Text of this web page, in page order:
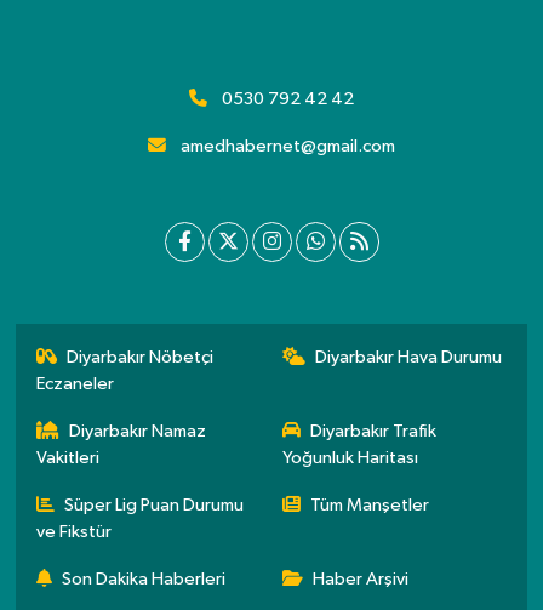
0530 792 42 42
amedhabernet@gmail.com
Diyarbakır Nöbetçi
Eczaneler
Diyarbakır Hava Durumu
Diyarbakır Namaz
Vakitleri
Diyarbakır Trafik
Yoğunluk Haritası
Süper Lig Puan Durumu
ve Fikstür
Tüm Manşetler
Son Dakika Haberleri Haber Arşivi